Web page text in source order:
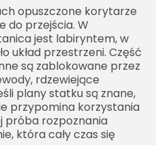
opuszczone korytarze
do przejścia. W
jest labiryntem, w
układ przestrzeni. Część
są zablokowane przez
rdzewiejące
plany statku są znane,
przypomina korzystania
próba rozpoznania
która cały czas się